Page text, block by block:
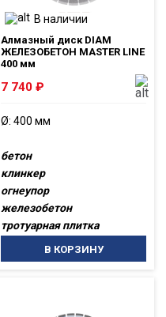
В наличии
Алмазный диск DIAM
ЖЕЛЕЗОБЕТОН MASTER LINE
400 мм
7 740 ₽
Ø: 400 мм
бетон
клинкер
огнеупор
железобетон
тротуарная плитка
В КОРЗИНУ